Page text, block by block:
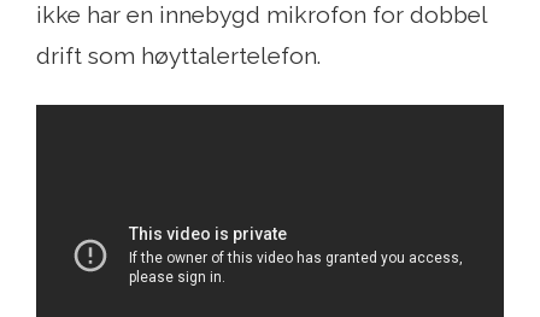
ikke har en innebygd mikrofon for dobbel
drift som høyttalertelefon.